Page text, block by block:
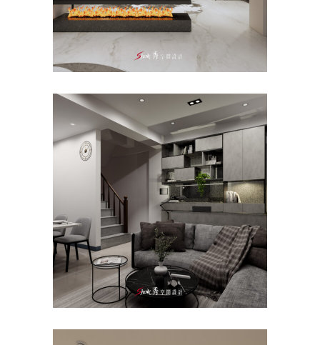
台南室內設計推薦｜善化室內
設計公司｜現代風裝潢
公寓/大樓/ 客餐廳/室內設計